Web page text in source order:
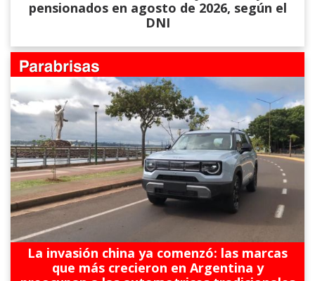
pensionados en agosto de 2026, según el
DNI
La invasión china ya comenzó: las marcas
que más crecieron en Argentina y